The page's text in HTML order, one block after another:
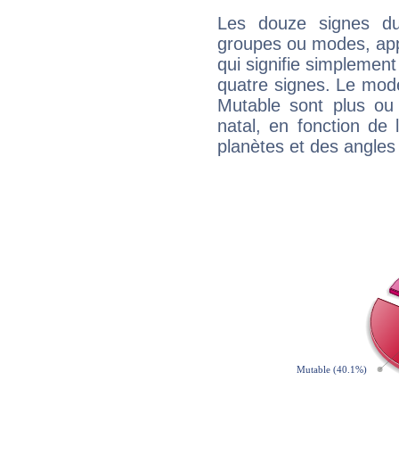
Les douze signes
groupes ou modes,
qui signifie
quatre signes. Le
Mutable sont plus
natal, en fonction de
planètes et des